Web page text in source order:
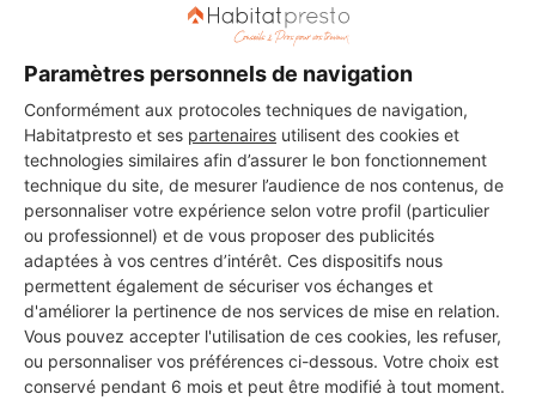
Paramètres personnels de navigation
Conformément aux protocoles techniques de navigation,
Habitatpresto et ses partenaires utilisent des cookies et
technologies similaires afin d’assurer le bon fonctionnement
technique du site, de mesurer l’audience de nos contenus, de
personnaliser votre expérience selon votre profil (particulier
ou professionnel) et de vous proposer des publicités
adaptées à vos centres d’intérêt. Ces dispositifs nous
permettent également de sécuriser vos échanges et
d'améliorer la pertinence de nos services de mise en relation.
Vous pouvez accepter l'utilisation de ces cookies, les refuser,
ou personnaliser vos préférences ci-dessous. Votre choix est
conservé pendant 6 mois et peut être modifié à tout moment.
Les 3 autres Menuisiers pour
vos travaux à Cambo-les-
Bains
Maçonnerie Peixoto
Cambo-les-Bains
14 ans d'expérience
Voir sa fiche